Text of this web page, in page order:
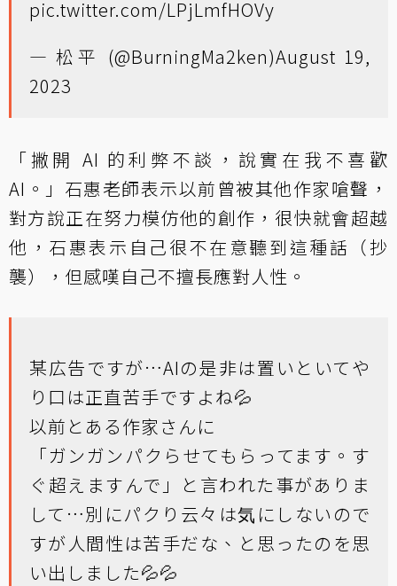
pic.twitter.com/LPjLmfHOVy
— 松平 (@BurningMa2ken)August 19,
2023
「撇開 AI 的利弊不談，說實在我不喜歡
AI。」石惠老師表示以前曾被其他作家嗆聲，
對方說正在努力模仿他的創作，很快就會超越
他，石惠表示自己很不在意聽到這種話（抄
襲），但感嘆自己不擅長應對人性。
某広告ですが…AIの是非は置いといてや
り口は正直苦手ですよね💦
以前とある作家さんに
「ガンガンパクらせてもらってます。す
ぐ超えますんで」と言われた事がありま
して…別にパクり云々は気にしないので
すが人間性は苦手だな、と思ったのを思
い出しました💦💦